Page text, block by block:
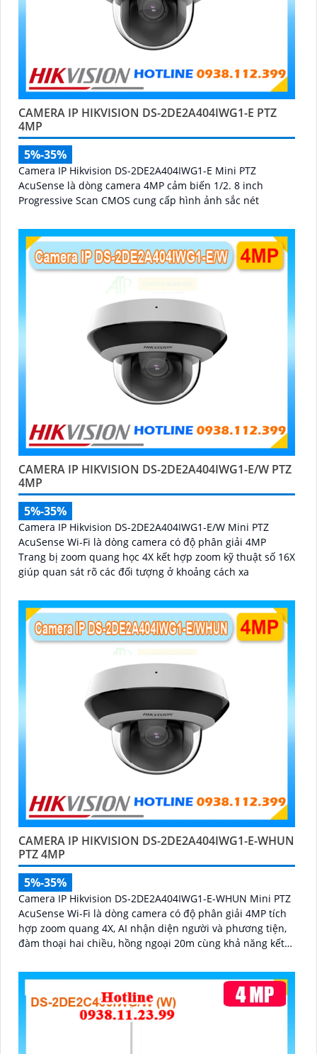
CAMERA IP HIKVISION DS-2DE2A404IWG1-E PTZ
4MP
5%-35%
Camera IP Hikvision DS-2DE2A404IWG1-E Mini PTZ
AcuSense là dòng camera 4MP cảm biến 1/2. 8 inch
Progressive Scan CMOS cung cấp hình ảnh sắc nét
CAMERA IP HIKVISION DS-2DE2A404IWG1-E/W PTZ
4MP
5%-35%
Camera IP Hikvision DS-2DE2A404IWG1-E/W Mini PTZ
AcuSense Wi-Fi là dòng camera có độ phân giải 4MP
Trang bị zoom quang học 4X kết hợp zoom kỹ thuật số 16X
giúp quan sát rõ các đối tượng ở khoảng cách xa
CAMERA IP HIKVISION DS-2DE2A404IWG1-E-WHUN
PTZ 4MP
5%-35%
Camera IP Hikvision DS-2DE2A404IWG1-E-WHUN Mini PTZ
AcuSense Wi-Fi là dòng camera có độ phân giải 4MP tích
hợp zoom quang 4X, AI nhận diện người và phương tiện,
đàm thoại hai chiều, hồng ngoại 20m cùng khả năng kết